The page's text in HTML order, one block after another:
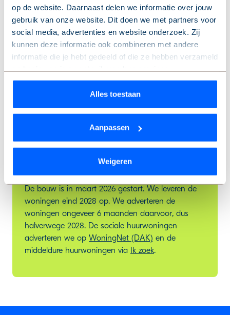
op de website. Daarnaast delen we informatie over jouw
gebruik van onze website. Dit doen we met partners voor
social media, advertenties en website onderzoek. Zij
kunnen deze informatie ook combineren met andere
informatie die je hebt gedeeld of die ze hebben verzameld
Wil je je keuze aanpassen of je toestemming intrekken?
Dat kan op elk moment via de link ‘cookieverklaring’
We werken samen met9 derdendie uw gegevens
Alles toestaan
Aanpassen
Weigeren
Voorrang
Ouderen en gezinnen krijgen voorrang. Bij de
woningen in het middensegment geven we
voorrang aan mensen die een sociale huurwoning
achterlaten.
Planning
De bouw is in maart 2026 gestart. We leveren de
woningen eind 2028 op. We adverteren de
woningen ongeveer 6 maanden daarvoor, dus
halverwege 2028. De sociale huurwoningen
adverteren we op WoningNet (DAK) en de
middeldure huurwoningen via
Ik zoek.